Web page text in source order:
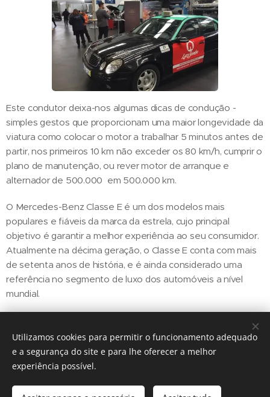
Este condutor deixa-nos algumas dicas de condução -
simples gestos que proporcionam uma maior longevidade da
viatura como colocar o motor a trabalhar 5 minutos antes de
partir, nos primeiros 10 km não exceder os 80 km/h, cumprir o
plano de manutenção, ou rever motor de arranque e
alternador de 500.000 em 500.000 km.
O Mercedes-Benz Classe E é um dos modelos mais
populares e fiáveis da marca da estrela, cujo principal
objetivo é garantir a melhor experiência ao seu consumidor.
Atualmente na décima geração, o Classe E conta com mais
de setenta anos de história, e é ainda considerado uma
referência no segmento de luxo dos automóveis a nível
mundial.
Share
Utilizamos cookies para permitir o funcionamento adequado
e a segurança do site e para lhe oferecer a melhor
experiência possível.